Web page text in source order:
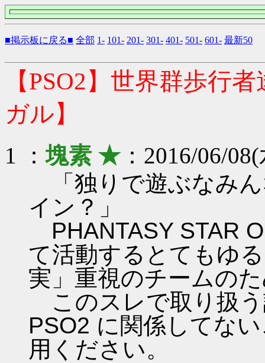
■掲示板に戻る■ 全部 1- 101- 201- 301- 401- 501- 601- 最新50
【PSO2】世界群歩行
ガル】
1 ：塊素 ★：2016/06/
「独りで遊ぶなみ
イン？」
PHANTASY STAR
て活動するとてもゆ
実」重視のチームの
このスレで取り扱
PSO2 に関係してな
用ください。